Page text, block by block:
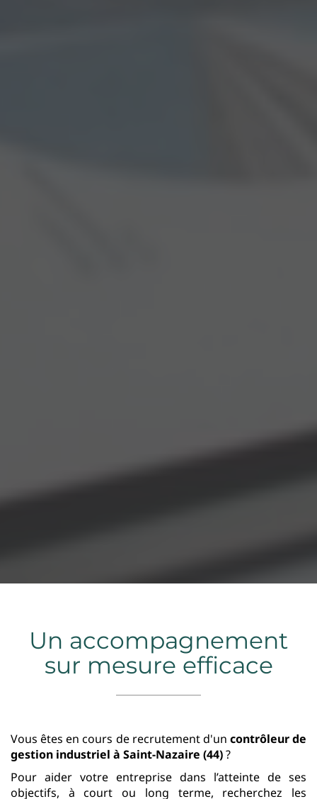
Un accompagnement
sur mesure efficace
Vous êtes en cours de recrutement d'un contrôleur de
gestion industriel à Saint-Nazaire (44)?
Pour aider votre entreprise dans l’atteinte de ses
objectifs, à court ou long terme, recherchez les